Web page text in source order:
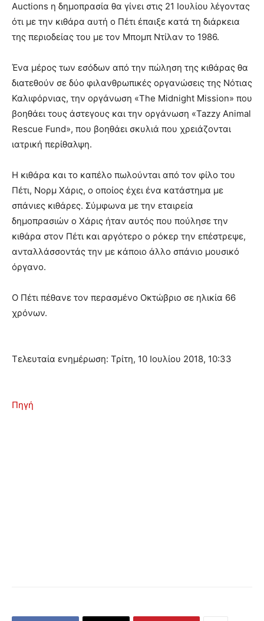
Auctions η δημοπρασία θα γίνει στις 21 Ιουλίου λέγοντας
ότι με την κιθάρα αυτή ο Πέτι έπαιξε κατά τη διάρκεια
της περιοδείας του με τον Μπομπ Ντίλαν το 1986.
Ένα μέρος των εσόδων από την πώληση της κιθάρας θα
διατεθούν σε δύο φιλανθρωπικές οργανώσεις της Νότιας
Καλιφόρνιας, την οργάνωση «The Midnight Mission» που
βοηθάει τους άστεγους και την οργάνωση «Tazzy Animal
Rescue Fund», που βοηθάει σκυλιά που χρειάζονται
ιατρική περίθαλψη.
Η κιθάρα και το καπέλο πωλούνται από τον φίλο του
Πέτι, Νορμ Χάρις, ο οποίος έχει ένα κατάστημα με
σπάνιες κιθάρες. Σύμφωνα με την εταιρεία
δημοπρασιών ο Χάρις ήταν αυτός που πούλησε την
κιθάρα στον Πέτι και αργότερο ο ρόκερ την επέστρεψε,
ανταλλάσσοντάς την με κάποιο άλλο σπάνιο μουσικό
όργανο.
Ο Πέτι πέθανε τον περασμένο Οκτώβριο σε ηλικία 66
χρόνων.
Τελευταία ενημέρωση: Τρίτη, 10 Ιουλίου 2018, 10:33
Πηγή